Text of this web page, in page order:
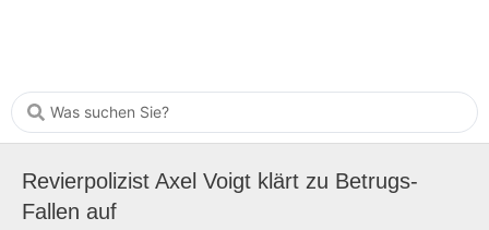
Revierpolizist Axel Voigt klärt zu Betrugs-
Fallen auf